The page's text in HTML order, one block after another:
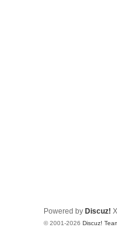
Powered by Discuz!
© 2001-2026 Discuz!